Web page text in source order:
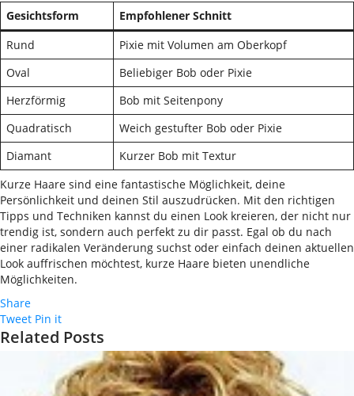
Gesichtsform
Empfohlener Schnitt
Rund
Pixie mit Volumen am Oberkopf
Oval
Beliebiger Bob oder Pixie
Herzförmig
Bob mit Seitenpony
Quadratisch
Weich gestufter Bob oder Pixie
Diamant
Kurzer Bob mit Textur
Kurze Haare sind eine fantastische Möglichkeit, deine
Persönlichkeit und deinen Stil auszudrücken. Mit den richtigen
Tipps und Techniken kannst du einen Look kreieren, der nicht nur
trendig ist, sondern auch perfekt zu dir passt. Egal ob du nach
einer radikalen Veränderung suchst oder einfach deinen aktuellen
Look auffrischen möchtest, kurze Haare bieten unendliche
Möglichkeiten.
Share
Tweet Pin it
Related Posts